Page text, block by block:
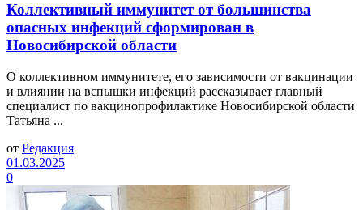
Коллективный иммунитет от большинства
опасных инфекций сформирован в
Новосибирской области
О коллективном иммунитете, его зависимости от вакцинации
и влиянии на вспышки инфекций рассказывает главный
специалист по вакцинопрофилактике Новосибирской области
Татьяна ...
от Редакция
01.03.2025
0